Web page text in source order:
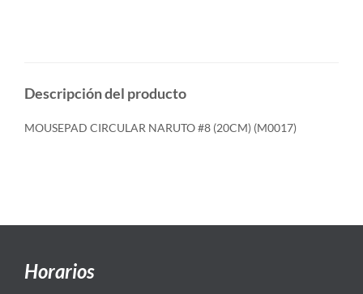
Descripción del producto
MOUSEPAD CIRCULAR NARUTO #8 (20CM) (M0017)
Horarios